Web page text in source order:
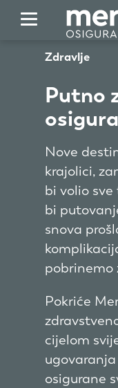
Zdravlje
Putno
Nove
krajolici,
bi volio
bi
snova
pobrinemo
Pokriće
cijelom
osigurane